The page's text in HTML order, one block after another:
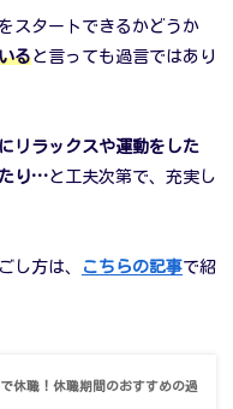
スタートできるかどうか
ると言っても過言ではあり
リラックスや運動をした
たり…と工夫次第で、充実し
し方は、 こちらの記事で紹
休職！休職期間のおすすめの過